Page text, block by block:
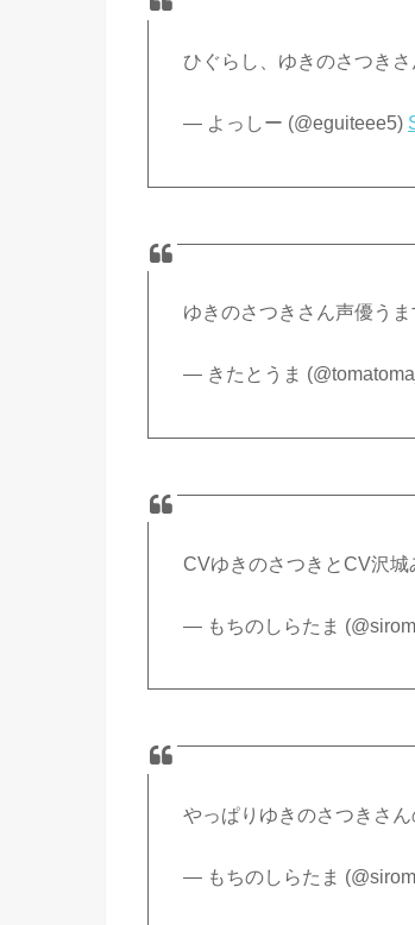
ひぐらし、ゆきのさつき
— よっしー (@eguiteee5)
ゆきのさつきさん声優うま
— きたとうま
CVゆきのさつきとCV沢
— もちのしらたま
やっぱりゆきのさつきさ
— もちのしらたま